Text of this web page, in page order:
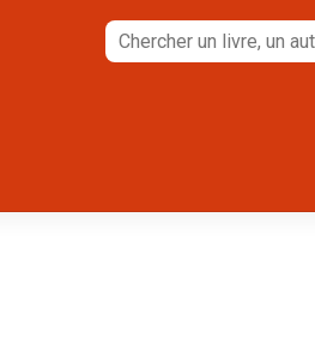
Chercher
un